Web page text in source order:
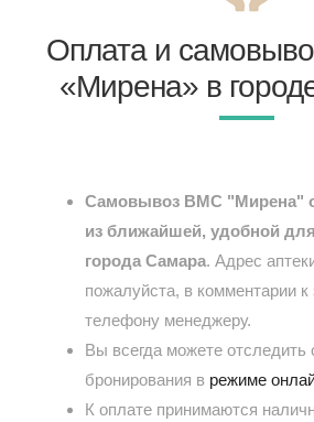
Оплата и
«Мирена» в
Самовывоз ВМС "Мирена"
из ближайшей, удобной
города Самара. Адрес
пожалуйста, в комментарии к
телефону менеджеру.
Вы всегда можете отследить
бронирования в режиме
К оплате принимаются